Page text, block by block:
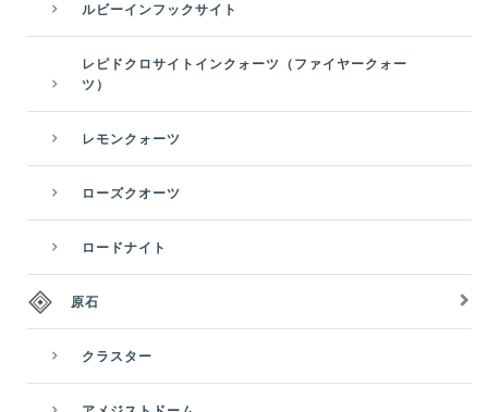
ルビーインフックサイト
レピドクロサイトインクォーツ（ファイヤークォー
ツ）
レモンクォーツ
ローズクオーツ
ロードナイト
原石
クラスター